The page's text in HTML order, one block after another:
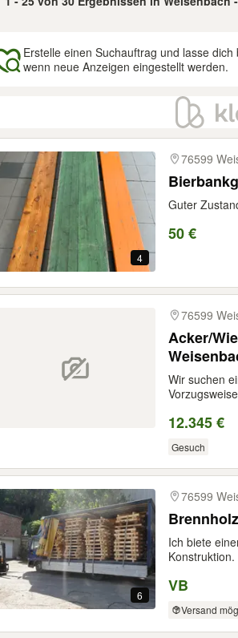
Erstelle einen Suchauftrag und lasse dich
wenn neue Anzeigen eingestellt werden.
4
76599
Guter
50 €
76599
Acker/
Wir suchen
12.345 €
Gesuch
6
76599
Ich biete
VB
Versand